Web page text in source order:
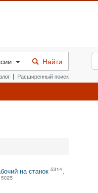
Найти
| Расширенный поиск
на станок 5314,
5025